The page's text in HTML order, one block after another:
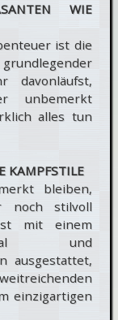
WIE
ist die
davonläufst,
unbemerkt
alles tun
KAMPFSTILE
bleiben,
noch stilvoll
ist mit einem
und
ausgestattet,
einzigartigen